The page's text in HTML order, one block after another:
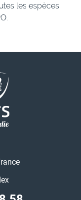
les espèces